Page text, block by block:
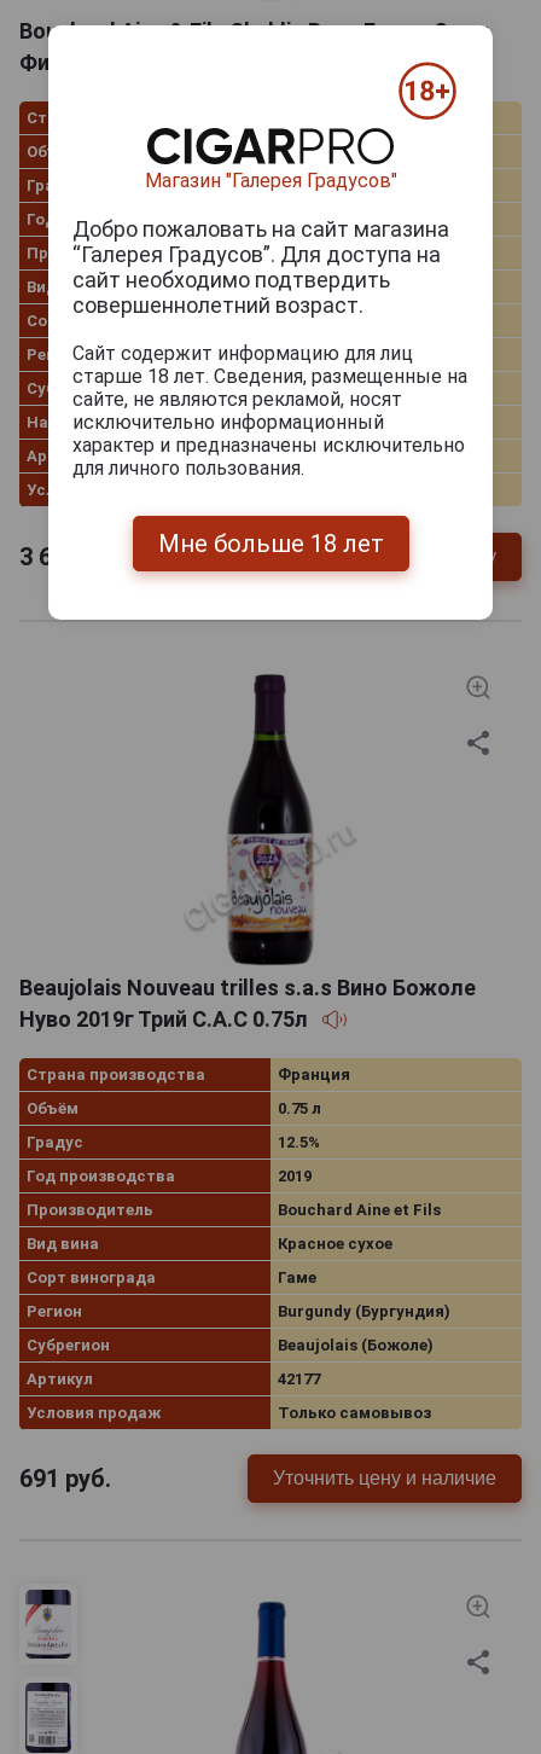
Bouchard Aine & Fils Chablis Вино Бушар Эне и
Фис Шабли 0.75л
Страна производства
Объём
0.75 л
Градус
12.5%
Год производства
Производитель
Bouchard Aine & Fils
Вид вина
Белое сухое
Сорт винограда
Шардоне
Регион
Burgundy (Бургундия)
Субрегион
Chablis
Название вина
Chablis
Артикул
82071
Условия продаж
3 629 - + В заявку
Beaujolais Nouveau trilles s.a.s Вино Божоле
Нуво 2019г Трий С.А.С 0.75л
Страна производства
Франция
Объём
0.75 л
Градус
12.5%
Год производства
2019
Производитель
Bouchard Aine et Fils
Вид вина
Красное сухое
Сорт винограда
Гаме
Регион
Burgundy (Бургундия)
Субрегион
Beaujolais (Божоле)
Артикул
42177
Условия продаж
Только самовывоз
691 руб. Уточнить цену и наличие
Магазин "Галерея Градусов"
Добро пожаловать на сайт магазина
“Галерея Градусов”. Для доступа на
сайт необходимо подтвердить
совершеннолетний возраст.
Сайт содержит информацию для лиц
старше 18 лет. Сведения, размещенные на
сайте, не являются рекламой, носят
исключительно информационный
характер и предназначены исключительно
для личного пользования.
Мне больше 18 лет